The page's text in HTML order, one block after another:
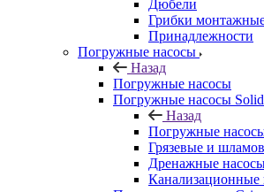
Дюбели
Грибки
Принадлежности
Погружные насосы
Назад
Погружные насосы
Погружные насосы
Назад
Погружные
Грязевые и
Дренажные
Канализационные